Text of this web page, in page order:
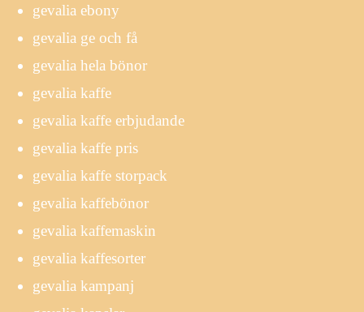
gevalia ebony
gevalia ge och få
gevalia hela bönor
gevalia kaffe
gevalia kaffe erbjudande
gevalia kaffe pris
gevalia kaffe storpack
gevalia kaffebönor
gevalia kaffemaskin
gevalia kaffesorter
gevalia kampanj